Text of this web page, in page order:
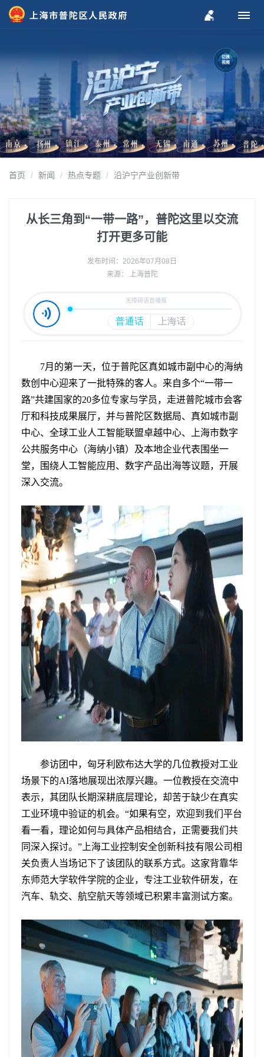
切换
视频
首页 新闻 热点专题 沿沪宁产业创新带
从长三角到“一带一路”，普陀这里以交流
打开更多可能
发布时间：2026年07月08日
来源： 上海普陀
7月的第一天，位于普陀区真如城市副中心的海纳
数创中心迎来了一批特殊的客人。来自多个“一带一
路”共建国家的20多位专家与学员，走进普陀城市会客
厅和科技成果展厅，并与普陀区数据局、真如城市副
中心、全球工业人工智能联盟卓越中心、上海市数字
公共服务中心（海纳小镇）及本地企业代表围坐一
堂，围绕人工智能应用、数字产品出海等议题，开展
深入交流。
参访团中，匈牙利欧布达大学的几位教授对工业
场景下的AI落地展现出浓厚兴趣。一位教授在交流中
表示，其团队长期深耕底层理论，却苦于缺少在真实
工业环境中验证的机会。“如果有空，欢迎到我们平台
看一看，理论如何与具体产品相结合，正需要我们共
同深入探讨。”上海工业控制安全创新科技有限公司相
关负责人当场记下了该团队的联系方式。这家背靠华
东师范大学软件学院的企业，专注工业软件研发，在
汽车、轨交、航空航天等领域已积累丰富测试方案。